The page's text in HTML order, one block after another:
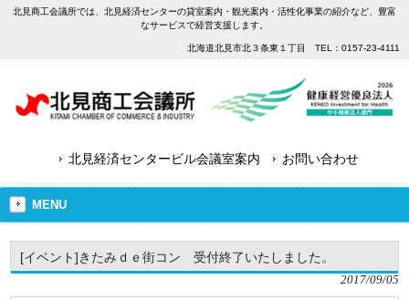
北見商工会議所では、北見経済センターの貸室案内・観光案内・活性化事業の紹介など、豊富
なサービスで経営支援します。
北海道北見市北３条東１丁目 TEL：0157-23-4111
北見経済センタービル会議室案内 お問い合わせ
MENU
[イベント]きたみｄｅ街コン 受付終了いたしました。
2017/09/05